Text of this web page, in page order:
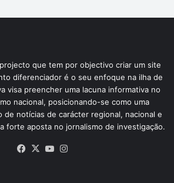
que tem por objectivo criar um site
diferenciador é o seu enfoque na ilha de
visa preencher uma lacuna informativa no
nacional, posicionando-se como uma
de notícias de carácter regional, nacional e
forte aposta no jornalismo de investigação.
Facebook
X YouTube